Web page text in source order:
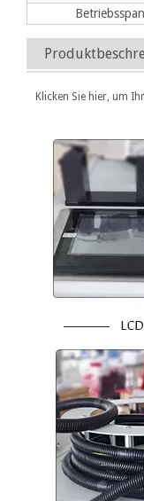
Klicken Sie hier, um